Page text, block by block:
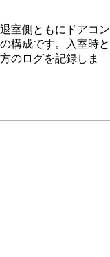
室側ともにドアコン
構成です。入室時と
のログを記録しま